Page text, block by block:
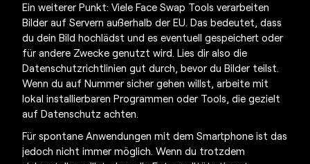
Ein weiterer Punkt: Viele Face Swap Tools verarbeiten
Bilder auf Servern außerhalb der EU. Das bedeutet, dass
du dein Bild hochlädst und es eventuell gespeichert oder
für andere Zwecke genutzt wird. Lies dir also die
Datenschutzrichtlinien gut durch, bevor du Bilder teilst.
Wenn du auf Nummer sicher gehen willst, arbeite mit
lokal installierbaren Programmen oder Tools, die gezielt
auf Datenschutz achten.
Für spontane Anwendungen mit dem Smartphone ist das
jedoch nicht immer möglich. Wenn du trotzdem